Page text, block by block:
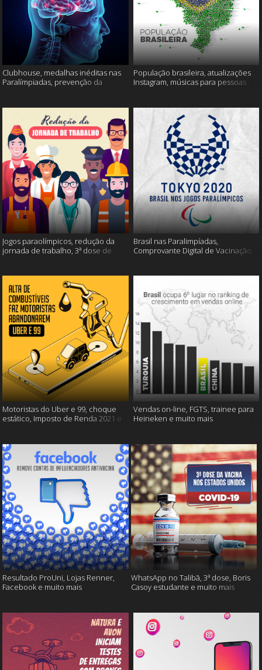
Clubhouse, medalhas inéditas nas
Paralímpiadas, prevenção da
População brasileira, atualizações
Instagram, músicas para pessoas
Jogos paraolímpicos, redução da
jornada de trabalho, 3ª dose de
Brasil nas Paralimpíadas,
Comprovante Digital de Vacinação,
Motoristas do Uber e 99, choque
estático, Imposto de Renda 2021 e
Vendas on-line, FGTS, trainee para
Heineken e muito mais
Resultado ProUni, Lojas Renner,
Facebook e muito mais
WhatsApp no Talibã, 3ª dose, Boris
Casoy estudante e muito mais